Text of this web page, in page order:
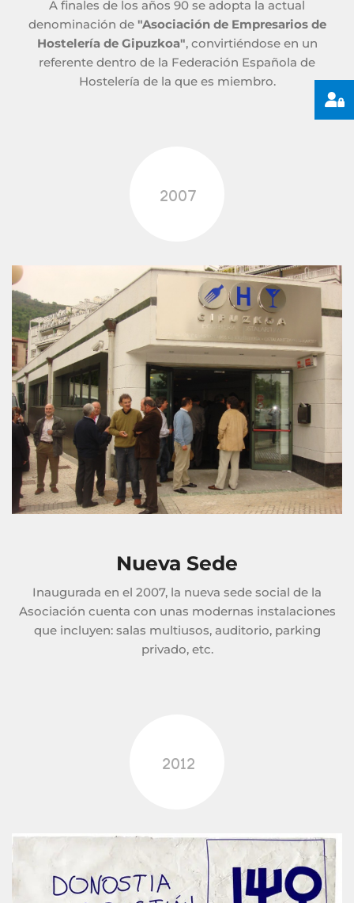
A finales de los años 90 se adopta la actual
denominación de "Asociación de Empresarios de
Hostelería de Gipuzkoa", convirtiéndose en un
referente dentro de la Federación Española de
Hostelería de la que es miembro.
2007
Nueva Sede
Inaugurada en el 2007, la nueva sede social de la
Asociación cuenta con unas modernas instalaciones
que incluyen: salas multiusos, auditorio, parking
privado, etc.
2012